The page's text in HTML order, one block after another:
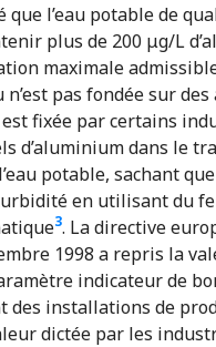
que l’eau potable de
plus de 200 μg/L
maximale
n’est pas fondée sur
fixée par certains
d’aluminium dans le
potable, sachant
en utilisant du
3. La directive
1998 a repris la
indicateur de
des installations de
dictée par les